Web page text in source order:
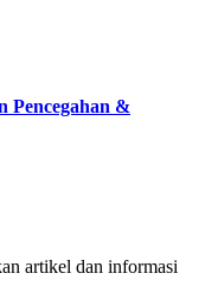
Pencegahan &
artikel dan informasi